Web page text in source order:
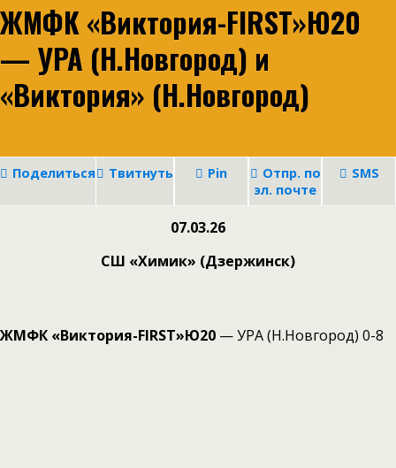
ЖМФК «Виктория-FIRST»Ю20
— УРА (Н.Новгород) и
«Виктория» (Н.Новгород)
Поделиться Твитнуть Pin
Отпр. по
эл. почте
SMS
07.03.26
СШ «Химик» (Дзержинск)
ЖМФК «Виктория-FIRST»Ю20 — УРА (Н.Новгород) 0-8